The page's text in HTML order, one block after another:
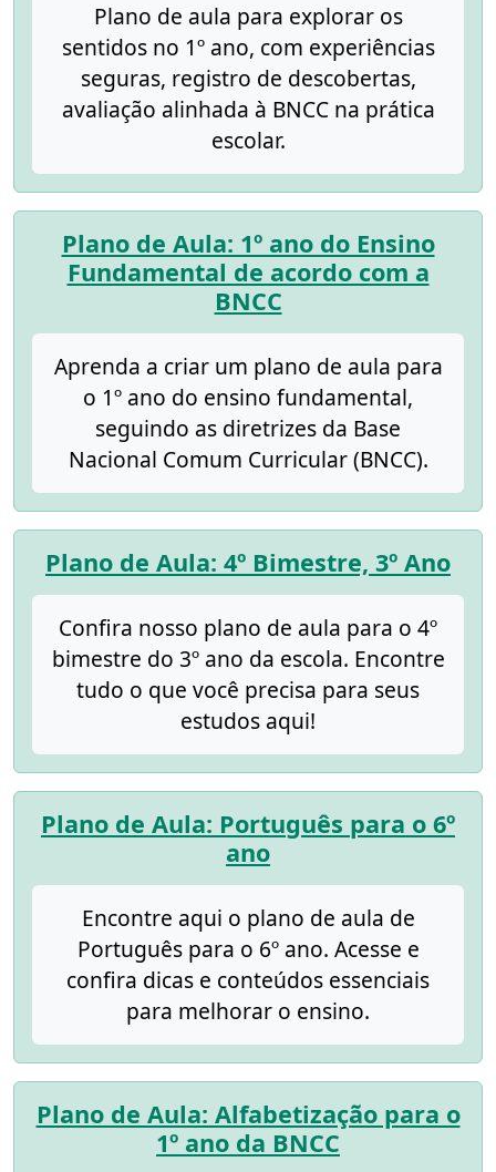
Plano de aula para explorar os
sentidos no 1º ano, com experiências
seguras, registro de descobertas,
avaliação alinhada à BNCC na prática
escolar.
Plano de Aula: 1º ano do Ensino
Fundamental de acordo com a
BNCC
Aprenda a criar um plano de aula para
o 1º ano do ensino fundamental,
seguindo as diretrizes da Base
Nacional Comum Curricular (BNCC).
Plano de Aula: 4º Bimestre, 3º Ano
Confira nosso plano de aula para o 4º
bimestre do 3º ano da escola. Encontre
tudo o que você precisa para seus
estudos aqui!
Plano de Aula: Português para o 6º
ano
Encontre aqui o plano de aula de
Português para o 6º ano. Acesse e
confira dicas e conteúdos essenciais
para melhorar o ensino.
Plano de Aula: Alfabetização para o
1º ano da BNCC